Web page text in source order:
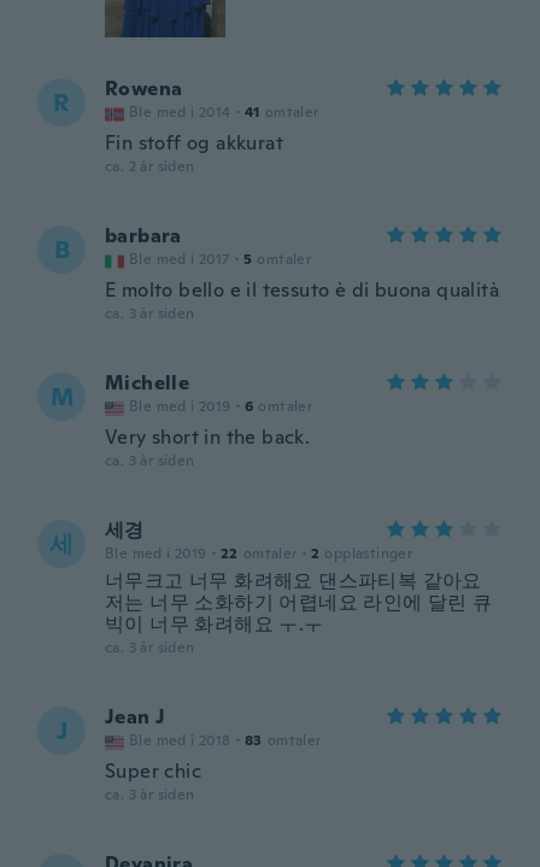
R Rowena
Ble med i 2014 · 41 omtaler
Fin stoff og akkurat
ca. 2 år siden
B barbara
Ble med i 2017 · 5 omtaler
E molto bello e il tessuto è di buona qualità
ca. 3 år siden
M Michelle
Ble med i 2019 · 6 omtaler
Very short in the back.
ca. 3 år siden
세 세경
Ble med i 2019 · 22 omtaler · 2 opplastinger
너무크고 너무 화려해요 댄스파티복 같아요
저는 너무 소화하기 어렵네요 라인에 달린 큐
빅이 너무 화려해요 ㅜ.ㅜ
ca. 3 år siden
J Jean J
Ble med i 2018 · 83 omtaler
Super chic
ca. 3 år siden